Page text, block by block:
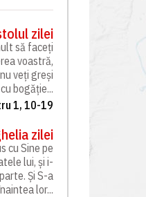
zilei
să faceți
voastră,
veți greși
bogăție...
1, 10-19
zilei
cu Sine pe
lui, și i-
Și S-a
lor...